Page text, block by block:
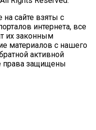
сайте взяты с
интернета, все
их законным
материалов с нашего
активной
права защищены